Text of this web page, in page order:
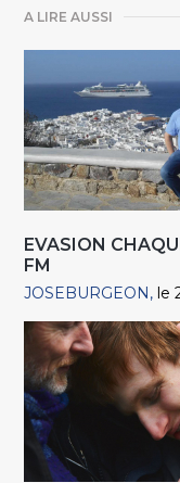
A LIRE AUSSI
EVASION
FM
JOSEBURGEON le